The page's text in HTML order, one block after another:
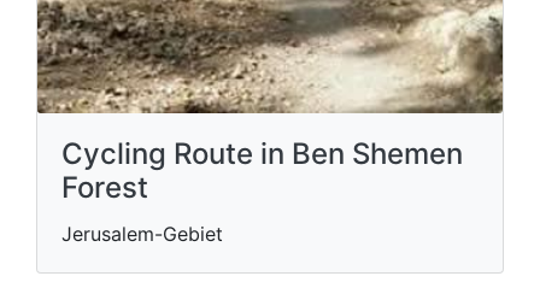
Cycling Route in Ben Shemen
Forest
Jerusalem-Gebiet